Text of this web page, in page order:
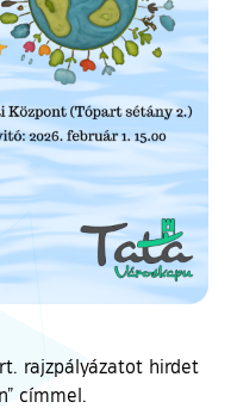
rajzpályázatot hirdet
címmel.